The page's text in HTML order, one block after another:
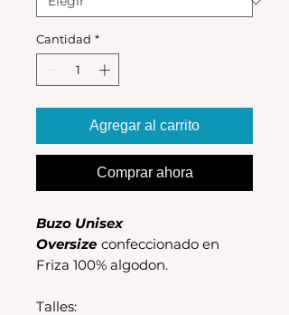
Cantidad *
Agregar al carrito
Comprar ahora
Buzo Unisex
Oversize confeccionado en
Friza 100% algodon.
Talles: